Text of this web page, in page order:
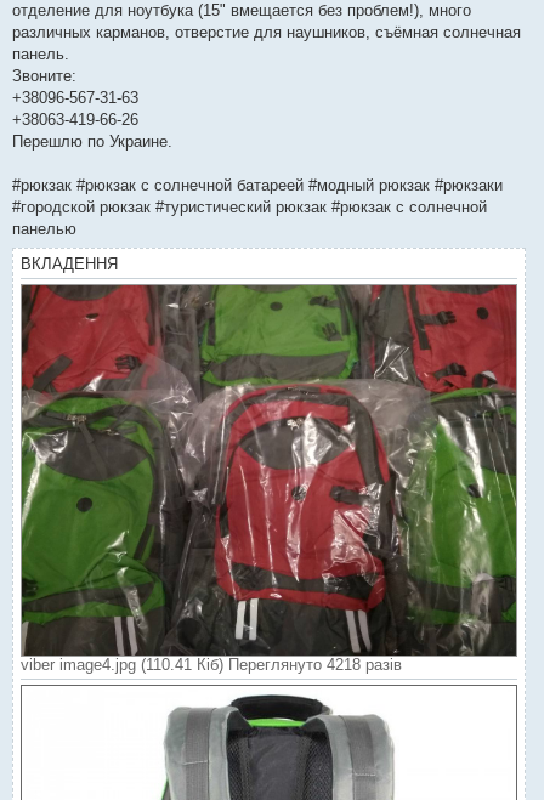
отделение для ноутбука (15" вмещается без проблем!), много
различных карманов, отверстие для наушников, съёмная солнечная
панель.
Звоните:
+38096-567-31-63
+38063-419-66-26
Перешлю по Украине.
#рюкзак #рюкзак с солнечной батареей #модный рюкзак #рюкзаки
#городской рюкзак #туристический рюкзак #рюкзак с солнечной
панелью
ВКЛАДЕННЯ
viber image4.jpg (110.41 Кіб) Переглянуто 4218 разів